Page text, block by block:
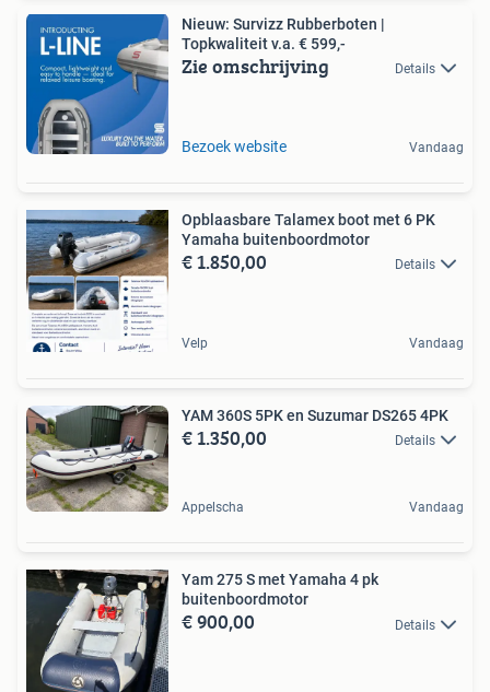
Nieuw: Survizz Rubberboten |
Topkwaliteit v.a. € 599,-
Zie omschrijving Details
Bezoek website Vandaag
Opblaasbare Talamex boot met 6 PK
Yamaha buitenboordmotor
€ 1.850,00 Details
Velp Vandaag
YAM 360S 5PK en Suzumar DS265 4PK
€ 1.350,00 Details
Appelscha Vandaag
Yam 275 S met Yamaha 4 pk
buitenboordmotor
€ 900,00 Details